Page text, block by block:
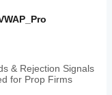
& Rejection Signals
for Prop Firms